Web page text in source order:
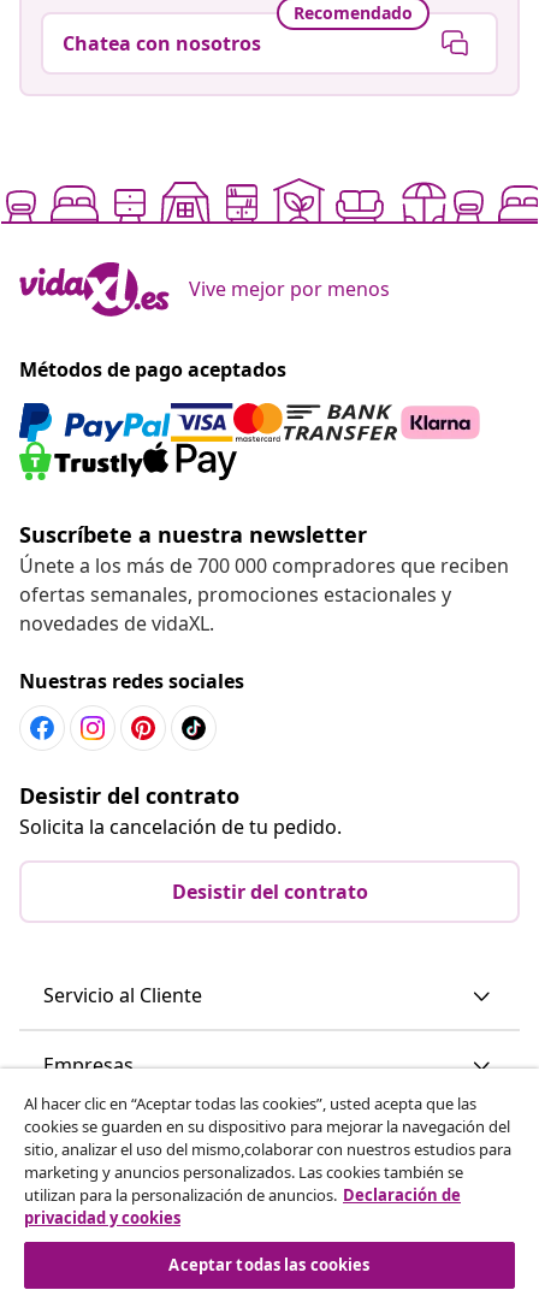
Recomendado
Chatea con nosotros
Vive mejor por menos
Métodos de pago aceptados
Suscríbete a nuestra newsletter
Únete a los más de 700 000 compradores que reciben
ofertas semanales, promociones estacionales y
novedades de vidaXL.
Nuestras redes sociales
Desistir del contrato
Solicita la cancelación de tu pedido.
Desistir del contrato
Servicio al Cliente
Empresas
vidaXL
Descubre mas
Al hacer clic en “Aceptar todas las cookies”, usted acepta que las
cookies se guarden en su dispositivo para mejorar la navegación del
sitio, analizar el uso del mismo,colaborar con nuestros estudios para
marketing y anuncios personalizados. Las cookies también se
utilizan para la personalización de anuncios. Declaración de
privacidad y cookies
Aceptar todas las cookies